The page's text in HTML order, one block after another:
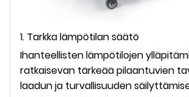
1. Tarkka lämpötilan säätö
Ihanteellisten lämpötilojen
ratkaisevan tärkeää pilaantuvien
laadun ja turvallisuuden